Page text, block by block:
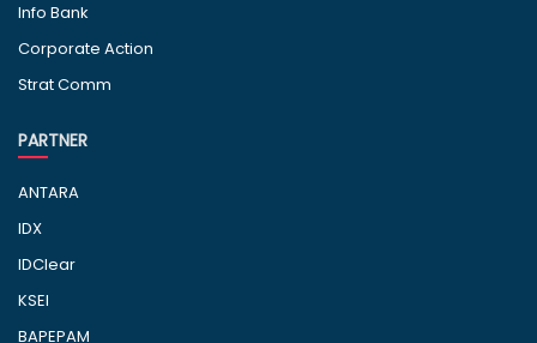
Info Bank
Corporate Action
Strat Comm
PARTNER
ANTARA
IDX
IDClear
KSEI
BAPEPAM